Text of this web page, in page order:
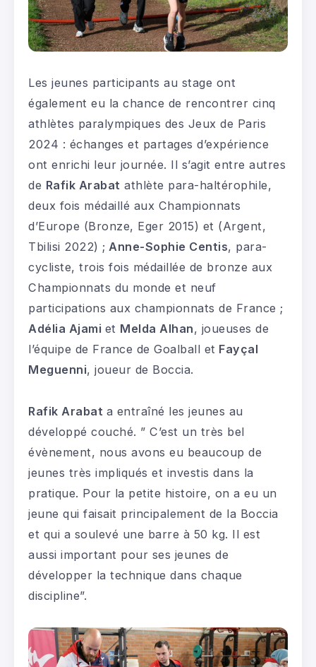
Les jeunes participants au stage ont
également eu la chance de rencontrer cinq
athlètes paralympiques des Jeux de Paris
2024 : échanges et partages d’expérience
ont enrichi leur journée. Il s’agit entre autres
de Rafik Arabat athlète para-haltérophile,
deux fois médaillé aux Championnats
d’Europe (Bronze, Eger 2015) et (Argent,
Tbilisi 2022) ; Anne-Sophie Centis, para-
cycliste, trois fois médaillée de bronze aux
Championnats du monde et neuf
participations aux championnats de France ;
Adélia Ajami et Melda Alhan, joueuses de
l’équipe de France de Goalball et Fayçal
Meguenni, joueur de Boccia.
Rafik Arabat a entraîné les jeunes au
développé couché. ” C’est un très bel
évènement, nous avons eu beaucoup de
jeunes très impliqués et investis dans la
pratique. Pour la petite histoire, on a eu un
jeune qui faisait principalement de la Boccia
et qui a soulevé une barre à 50 kg. Il est
aussi important pour ses jeunes de
développer la technique dans chaque
discipline”.